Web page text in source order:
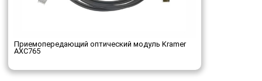
Приемопередающий оптический модуль Kramer
AXC765